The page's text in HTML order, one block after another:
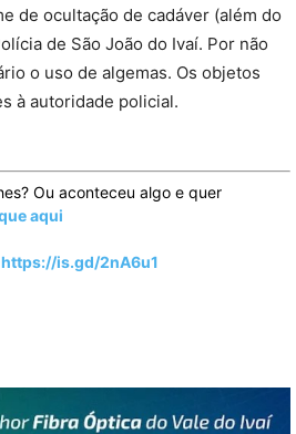
de ocultação de cadáver (além do
de São João do Ivaí. Por não
o uso de algemas. Os objetos
à autoridade policial.
Ou aconteceu algo e quer
aqui
https://is.gd/2nA6u1